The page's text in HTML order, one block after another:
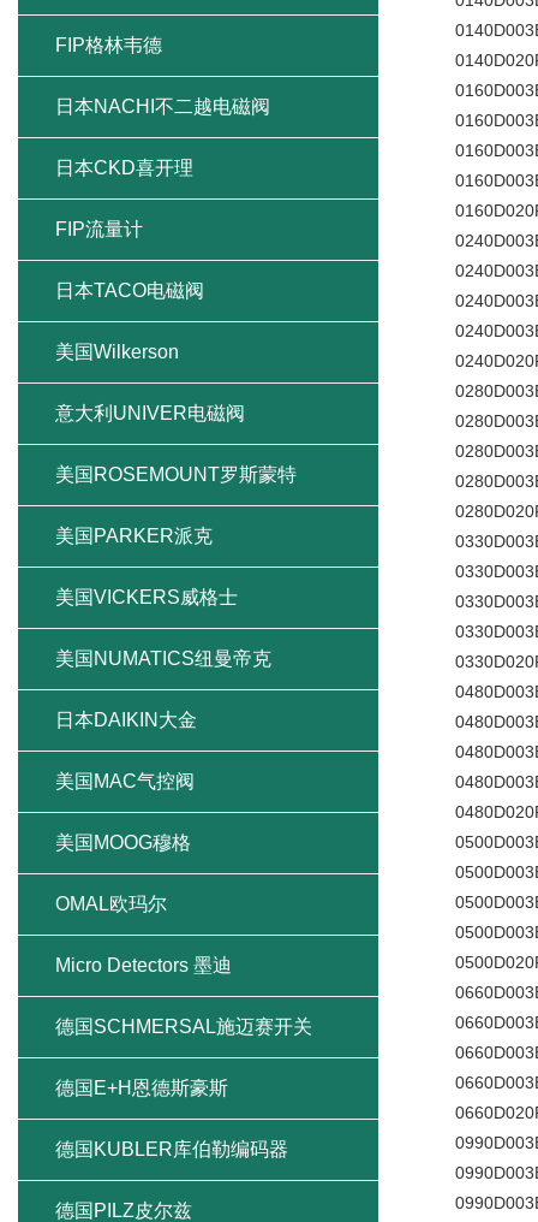
0140D020P
0160D020P
0240D020P
0280D020P
0330D020P
0480D020P
0500D020P
0660D020P
FIP格林韦德
日本NACHI不二越电磁阀
日本CKD喜开理
FIP流量计
日本TACO电磁阀
美国Wilkerson
意大利UNIVER电磁阀
美国ROSEMOUNT罗斯蒙特
美国PARKER派克
美国VICKERS威格士
美国NUMATICS纽曼帝克
日本DAIKIN大金
美国MAC气控阀
美国MOOG穆格
OMAL欧玛尔
Micro Detectors 墨迪
德国SCHMERSAL施迈赛开关
德国E+H恩德斯豪斯
德国KUBLER库伯勒编码器
德国PILZ皮尔兹